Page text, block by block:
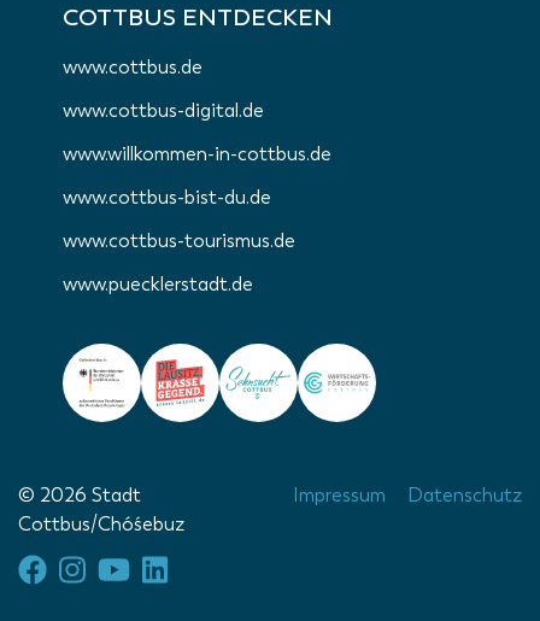
COTTBUS ENTDECKEN
www.cottbus.de
www.cottbus-digital.de
www.willkommen-in-cottbus.de
www.cottbus-bist-du.de
www.cottbus-tourismus.de
www.puecklerstadt.de
© 2026 Stadt
Cottbus/Chóśebuz
Impressum Datenschutz